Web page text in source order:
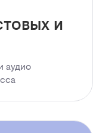
и
аудио